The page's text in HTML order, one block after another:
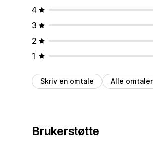
4
3
2
1
Skriv en omtale Alle omtaler
Brukerstøtte